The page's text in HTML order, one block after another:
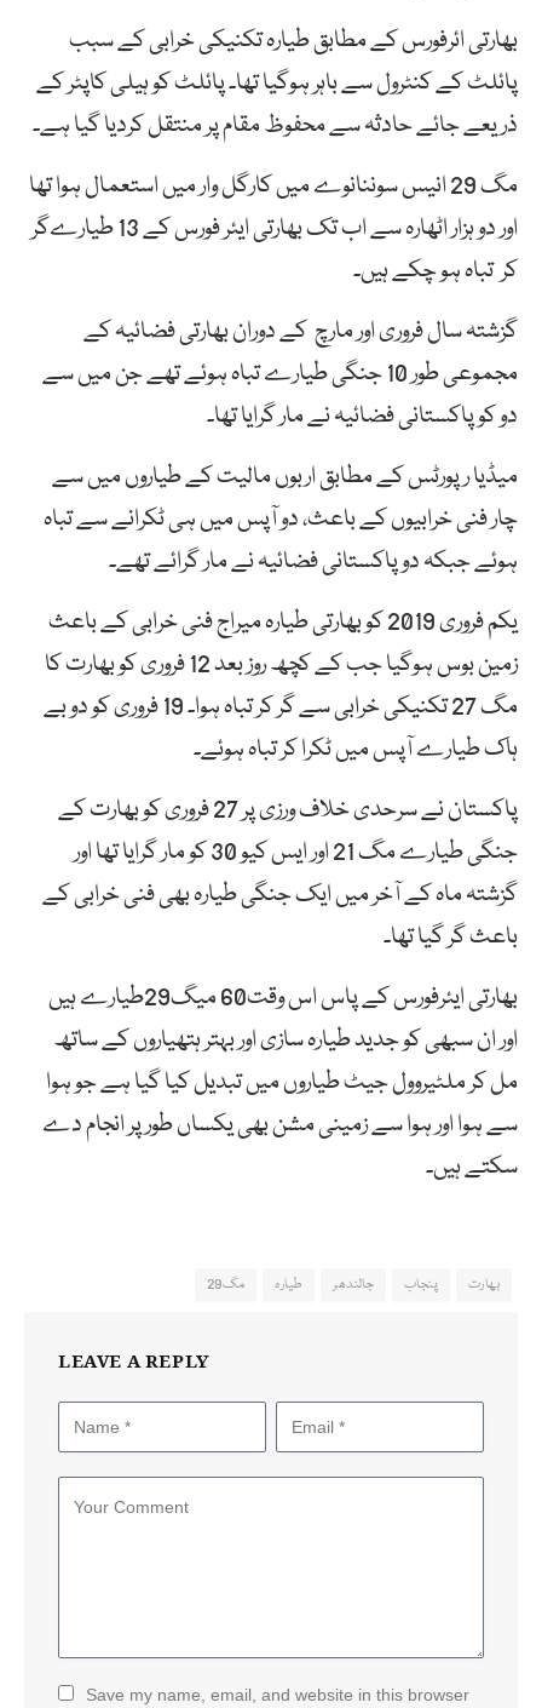
بھارتی ائرفورس کے مطابق طیارہ تکنیکی خرابی کے سبب
پائلٹ کے کنٹرول سے باہر ہوگیا تھا۔ پائلٹ کو ہیلی کاپٹر کے
ذریعے جائے حادثہ سے محفوظ مقام پر منتقل کردیا گیا ہے۔
مگ 29 انیس سوننانوے میں کارگل وار میں استعمال ہوا تھا
اور دو ہزار اٹھارہ سے اب تک بھارتی ایئر فورس کے 13 طیارےگر
کر تباہ ہو چکے ہیں۔
گزشتہ سال فروری اور مارچ کے دوران بھارتی فضائیہ کے
مجموعی طور 10 جنگی طیارے تباہ ہوئے تھے جن میں سے
دو کو پاکستانی فضائیہ نے مار گرایا تھا۔
میڈیا رپورٹس کے مطابق اربوں مالیت کے طیاروں میں سے
چار فنی خرابیوں کے باعث، دو آپس میں ہی ٹکرانے سے تباہ
ہوئے جبکہ دو پاکستانی فضائیہ نے مار گرائے تھے۔
یکم فروری 2019 کو بھارتی طیارہ میراج فنی خرابی کے باعث
زمین بوس ہوگیا جب کے کچھ روز بعد 12 فروری کو بھارت کا
مگ 27 تکنیکی خرابی سے گر کر تباہ ہوا۔ 19 فروری کو دو بے
ہاک طیارے آپس میں ٹکرا کر تباہ ہوئے۔
پاکستان نے سرحدی خلاف ورزی پر 27 فروری کو بھارت کے
جنگی طیارے مگ 21 اور ایس کیو 30 کو مار گرایا تھا اور
گزشتہ ماہ کے آخر میں ایک جنگی طیارہ بھی فنی خرابی کے
باعث گر گیا تھا۔
بھارتی ایئرفورس کے پاس اس وقت60 میگ29طیارے ہیں
اور ان سبھی کو جدید طیارہ سازی اور بہتر ہتھیاروں کے ساتھ
مل کر ملٹیروول جیٹ طیاروں میں تبدیل کیا گیا ہے جو ہوا
سے ہوا اور ہوا سے زمینی مشن بھی یکساں طور پر انجام دے
سکتے ہیں۔
بھارت پنجاب جالندھر طیارہ مگ29
LEAVE A REPLY
Save my name, email, and website in this browser